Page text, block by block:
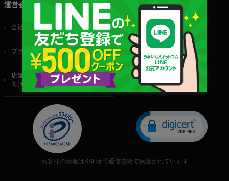
運営会社
会社概要 ご利用規約
プライバシーポリシー 特定商取引法に基づく表記
店舗・法人・生産者様
向けのお問い合わせ
お客様の情報はSSL暗号通信技術で保護されています